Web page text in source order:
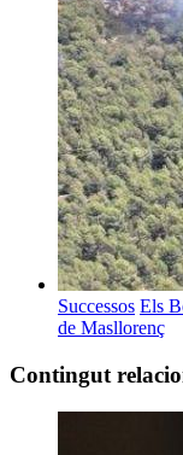
Successos Els
de Masllorenç
Contingut